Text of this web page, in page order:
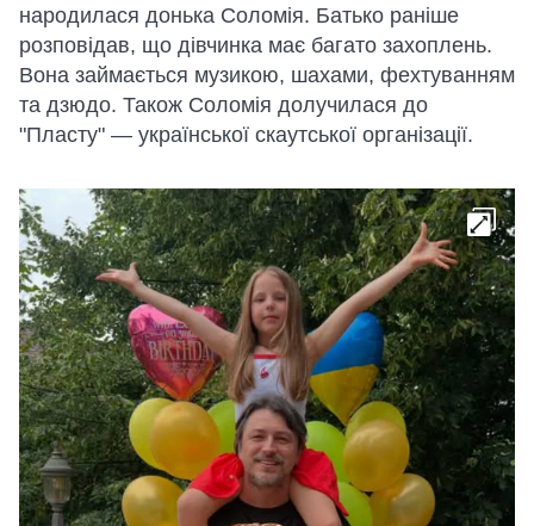
народилася донька Соломія. Батько раніше
розповідав, що дівчинка має багато захоплень.
Вона займається музикою, шахами, фехтуванням
та дзюдо. Також Соломія долучилася до
"Пласту" — української скаутської організації.